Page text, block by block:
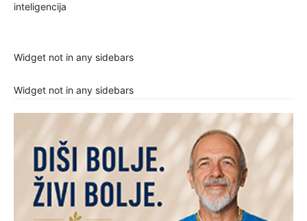
inteligencija
Widget not in any sidebars
Widget not in any sidebars